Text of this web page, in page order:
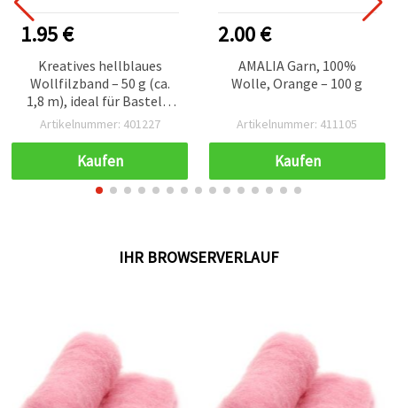
1.95 €
Kreatives hellblaues
Wollfilzband – 50 g (ca.
1,8 m), ideal für Basteln,
handgemachte Kleidung
Artikelnummer: 401227
Kaufen
2.00 €
AMALIA Garn, 100%
Wolle, Orange – 100 g
Artikelnummer: 411105
Kaufen
IHR BROWSERVERLAUF